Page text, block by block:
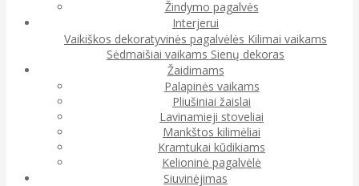
Žindymo pagalvės
Interjerui
Vaikiškos dekoratyvinės pagalvėlės Kilimai vaikams
Sėdmaišiai vaikams Sienų dekoras
Žaidimams
Palapinės vaikams
Pliušiniai žaislai
Lavinamieji stoveliai
Mankštos kilimėliai
Kramtukai kūdikiams
Kelioninė pagalvėlė
Siuvinėjimas